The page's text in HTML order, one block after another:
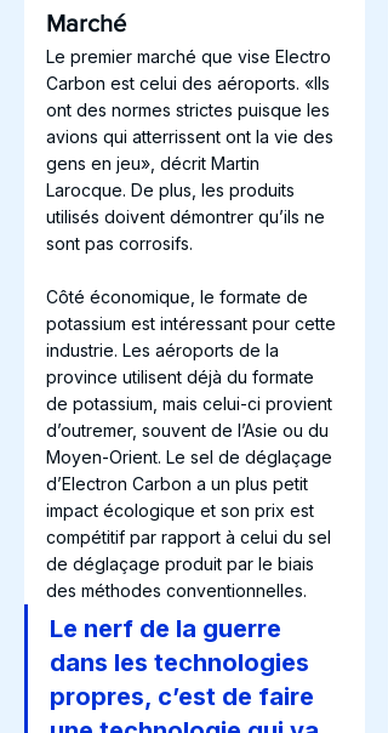
Marché
Le premier marché que vise Electro
Carbon est celui des aéroports. «Ils
ont des normes strictes puisque les
avions qui atterrissent ont la vie des
gens en jeu», décrit Martin
Larocque. De plus, les produits
utilisés doivent démontrer qu’ils ne
sont pas corrosifs.
Côté économique, le formate de
potassium est intéressant pour cette
industrie. Les aéroports de la
province utilisent déjà du formate
de potassium, mais celui-ci provient
d’outremer, souvent de l’Asie ou du
Moyen-Orient. Le sel de déglaçage
d’Electron Carbon a un plus petit
impact écologique et son prix est
compétitif par rapport à celui du sel
de déglaçage produit par le biais
des méthodes conventionnelles.
Le nerf de la guerre
dans les technologies
propres, c’est de faire